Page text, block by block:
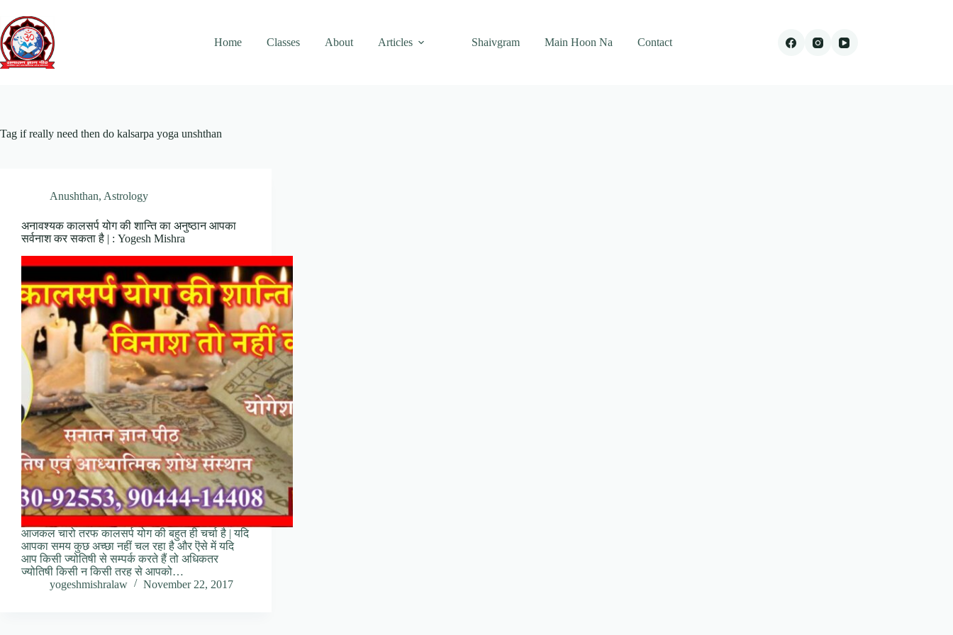
content
Home
Classes About Articles Shaivgram Main Hoon Na Contact
Tag if really need then do kalsarpa yoga unshthan
Anushthan, Astrology
अनावश्यक कालसर्प योग की शान्ति का अनुष्ठान आपका
सर्वनाश कर सकता है | : Yogesh Mishra
आजकल चारो तरफ कालसर्प योग की बहुत ही चर्चा है | यदि
आपका समय कुछ अच्छा नहीं चल रहा है और ऎसे में यदि
आप किसी ज्योतिषी से सम्पर्क करते हैं तो अधिकतर
ज्योतिषी किसी न किसी तरह से आपको…
yogeshmishralaw
November 22, 2017